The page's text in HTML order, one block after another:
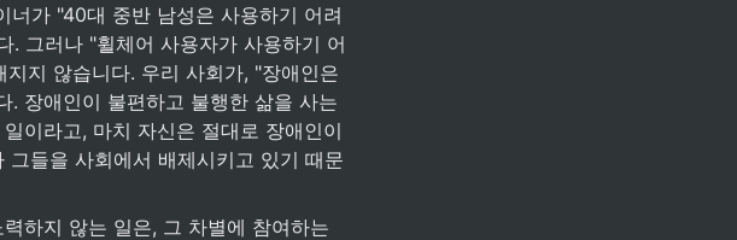
너가 "40대 중반 남성은 사용하기 어려
. 그러나 "휠체어 사용자가 사용하기 어
지 않습니다. 우리 사회가, "장애인은
. 장애인이 불편하고 불행한 삶을 사는
이라고, 마치 자신은 절대로 장애인이
들을 사회에서 배제시키고 있기 때문
하지 않는 일은, 그 차별에 참여하는